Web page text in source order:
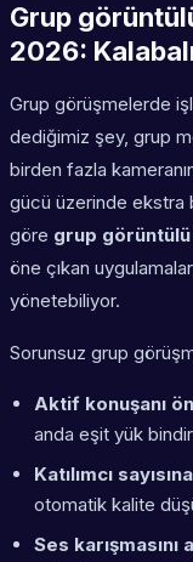
Grup
2026:
Grup görüşmelerde
dediğimiz şey, grup
birden fazla
gücü üzerinde ekstra
göre grup
öne çıkan
yönetebiliyor.
Sorunsuz grup
Aktif konuşanı
anda eşit yük
Katılımcı
otomatik kalite
Ses